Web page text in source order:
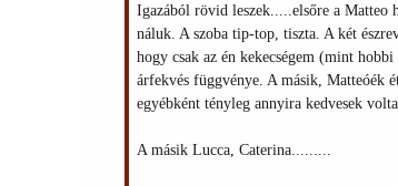
Igazából rövid leszek.....elsőre a Matteo
náluk. A szoba tip-top, tiszta. A két
hogy csak az én kekecségem (mint
árfekvés függvénye. A másik, Matteóék
egyébként tényleg annyira kedvesek
A másik Lucca, Caterina.........